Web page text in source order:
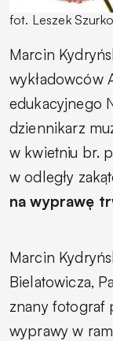
fot. Leszek
Marcin
wykładowców
edukacyjnego
dziennikarz
w kwietniu br.
w odległy
na wyprawę
Marcin
Bielatowicza,
znany fotograf
wyprawy w